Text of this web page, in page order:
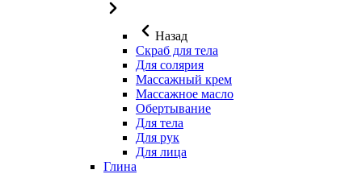
Назад
Скраб для тела
Для солярия
Массажный крем
Массажное масло
Обертывание
Для тела
Для рук
Для лица
Глина